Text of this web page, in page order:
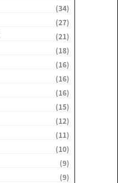
(34)
(27)
(21)
(18)
(16)
(16)
(16)
(15)
(12)
(11)
(10)
(9)
(9)